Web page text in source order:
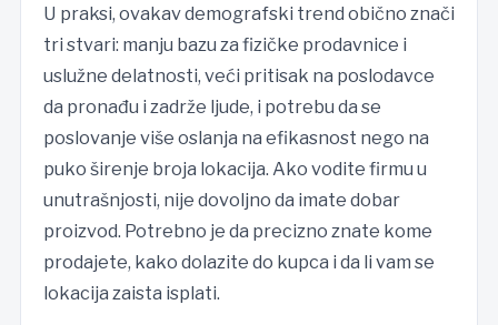
U praksi, ovakav demografski trend obično znači
tri stvari: manju bazu za fizičke prodavnice i
uslužne delatnosti, veći pritisak na poslodavce
da pronađu i zadrže ljude, i potrebu da se
poslovanje više oslanja na efikasnost nego na
puko širenje broja lokacija. Ako vodite firmu u
unutrašnjosti, nije dovoljno da imate dobar
proizvod. Potrebno je da precizno znate kome
prodajete, kako dolazite do kupca i da li vam se
lokacija zaista isplati.